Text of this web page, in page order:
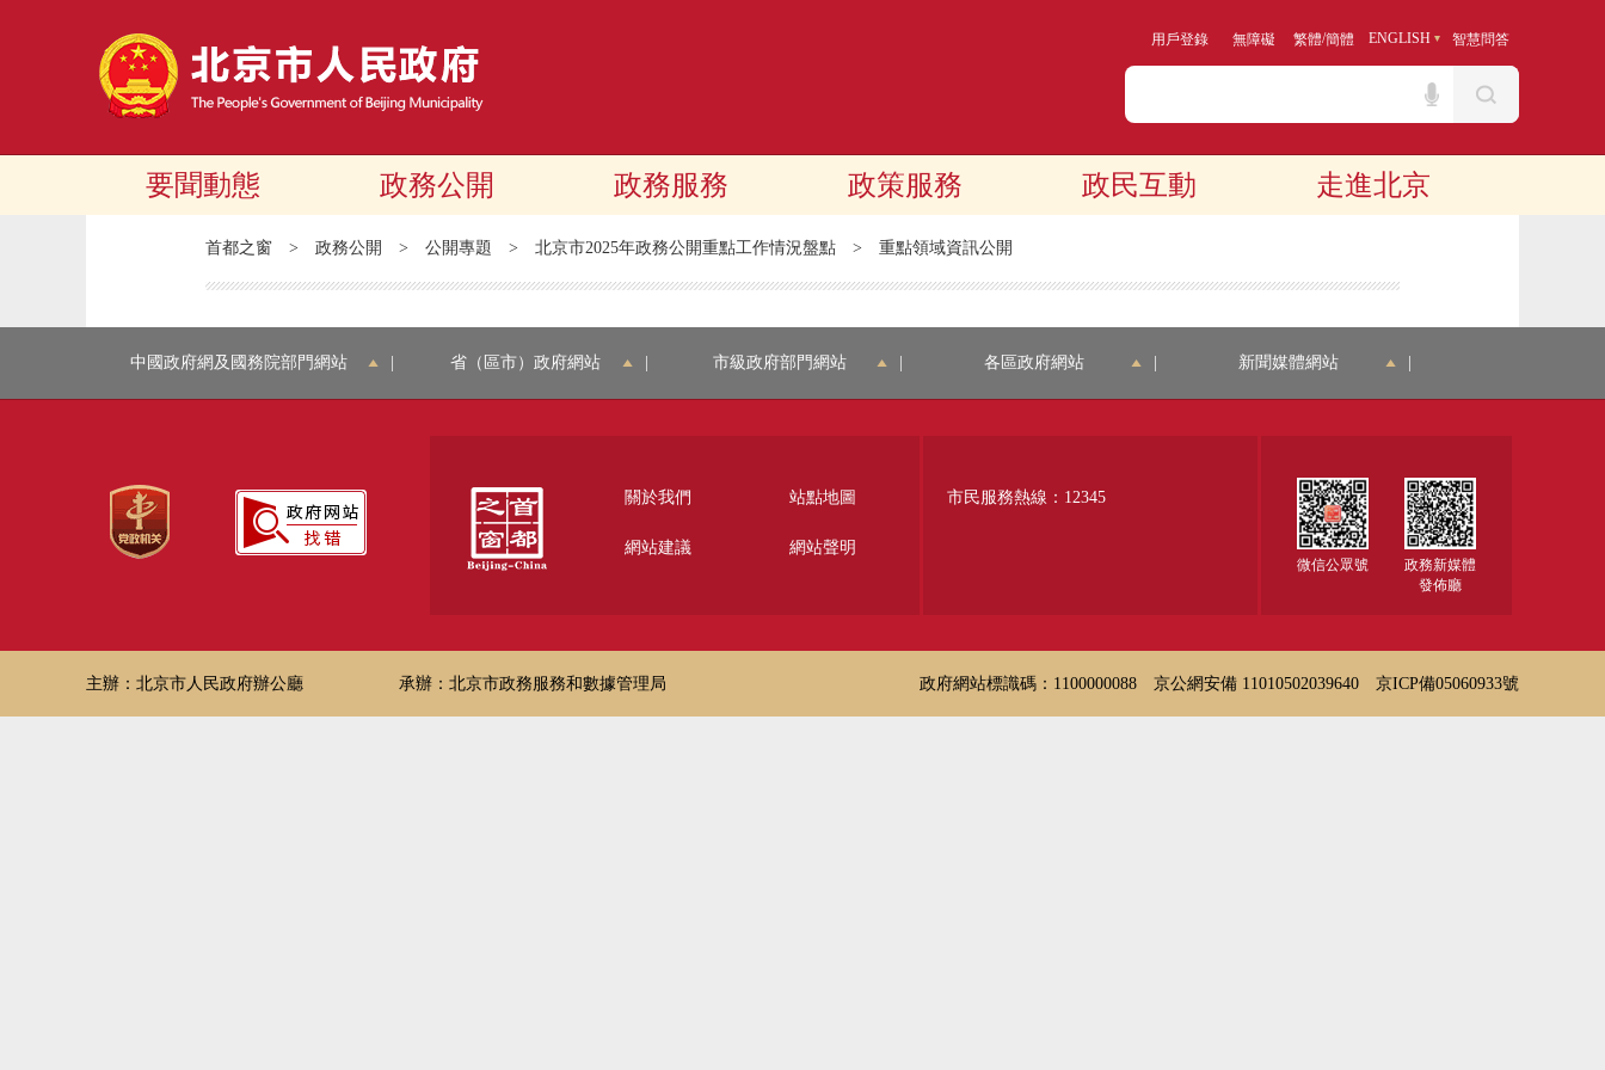
用戶登錄 無障礙 繁體/簡體 ENGLISH 智慧問答
要聞動態 政務公開 政務服務 政策服務 政民互動 走進北京
首都之窗 > 政務公開 > 公開專題 > 北京市2025年政務公開重點工作情況盤點 > 重點領域資訊公開
中國政府網及國務院部門網站 省（區市）政府網站 市級政府部門網站 各區政府網站 新聞媒體網站
關於我們 站點地圖
網站建議 網站聲明
市民服務熱線：12345
微信公眾號
政務新媒體
發佈廳
主辦：北京市人民政府辦公廳 承辦：北京市政務服務和數據管理局 政府網站標識碼：1100000088 京公網安備 11010502039640 京ICP備05060933號